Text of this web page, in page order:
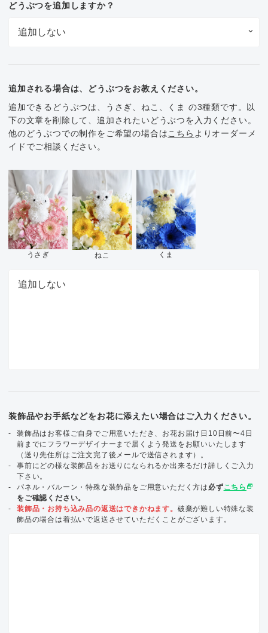
どうぶつを追加しますか？
追加される場合は、どうぶつをお教えください。
追加できるどうぶつは、うさぎ、ねこ、くま の3種類です。以
下の文章を削除して、追加されたいどうぶつを入力ください。
他のどうぶつでの制作をご希望の場合はこちら よりオーダーメ
イドでご相談ください。
うさぎ ねこ くま
装飾品やお手紙などをお花に添えたい場合はご入力ください。
装飾品はお客様ご自身でご用意いただき、お花お届け日10日前〜4日
前までにフラワーデザイナーまで届くよう発送をお願いいたします
（送り先住所はご注文完了後メールで送信されます）。
事前にどの様な装飾品をお送りになられるか出来るだけ詳しくご入力
下さい。
パネル・バルーン・特殊な装飾品をご用意いただく方は 必ずこちら select_window
をご確認ください。
装飾品・お持ち込み品の返送はできかねます。 破棄が難しい特殊な装
飾品の場合は着払いで返送させていただくことがございます。